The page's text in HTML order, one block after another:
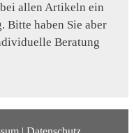
allen Artikeln ein
Bitte haben Sie aber
Beratung